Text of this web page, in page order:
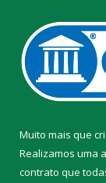
Muito mais que
Realizamos uma
contrato que